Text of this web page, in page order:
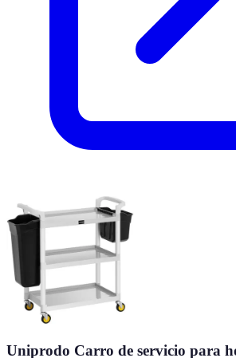
Uniprodo Carro de servicio para